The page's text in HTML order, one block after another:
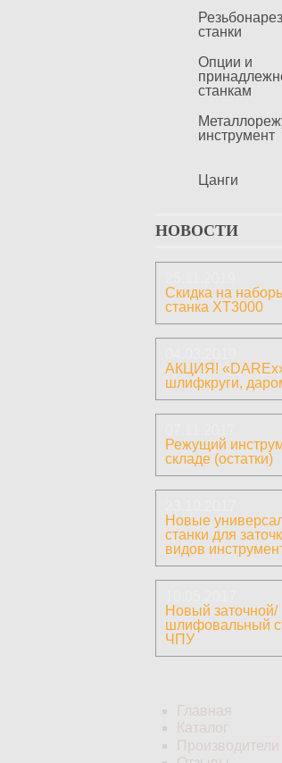
станки
Опции и
станкам
инструмент
Цанги
НОВОСТИ
Скидка на
станка ХТ3000
АКЦИЯ!
шлифкруги,
Режущий
складе (остатки)
Новые
станки для
видов
Новый заточной/
шлифовальный
ЧПУ
Главная
Каталог
Производители